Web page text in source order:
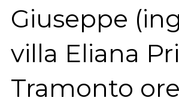
Giuseppe
villa Eliana
Tramonto